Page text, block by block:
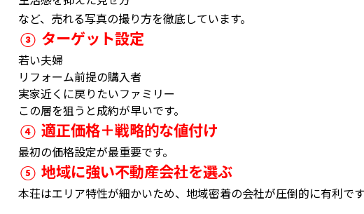
など、売れる写真の撮り方を徹底しています。
③ ターゲット設定
若い夫婦
リフォーム前提の購入者
実家近くに戻りたいファミリー
この層を狙うと成約が早いです。
④ 適正価格＋戦略的な値付け
最初の価格設定が最重要です。
⑤ 地域に強い不動産会社を選ぶ
本荘はエリア特性が細かいため、地域密着の会社が圧倒的に有利です